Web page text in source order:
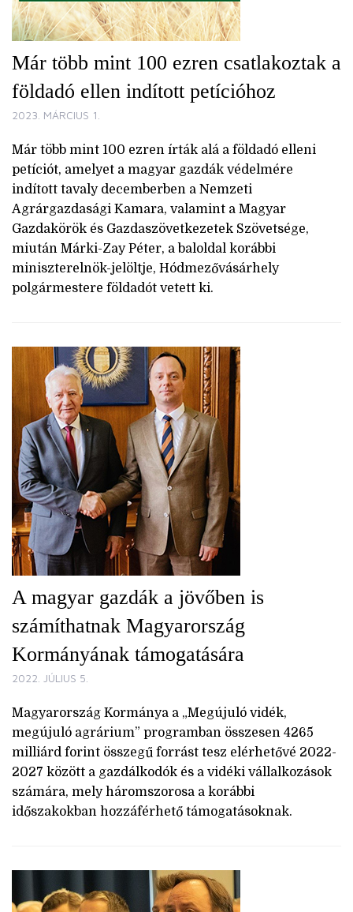
Már több mint 100 ezren csatlakoztak a
földadó ellen indított petícióhoz
2023. MÁRCIUS 1.
Már több mint 100 ezren írták alá a földadó elleni
petíciót, amelyet a magyar gazdák védelmére
indított tavaly decemberben a Nemzeti
Agrárgazdasági Kamara, valamint a Magyar
Gazdakörök és Gazdaszövetkezetek Szövetsége,
miután Márki-Zay Péter, a baloldal korábbi
miniszterelnök-jelöltje, Hódmezővásárhely
polgármestere földadót vetett ki.
A magyar gazdák a jövőben is
számíthatnak Magyarország
Kormányának támogatására
2022. JÚLIUS 5.
Magyarország Kormánya a „Megújuló vidék,
megújuló agrárium” programban összesen 4265
milliárd forint összegű forrást tesz elérhetővé 2022-
2027 között a gazdálkodók és a vidéki vállalkozások
számára, mely háromszorosa a korábbi
időszakokban hozzáférhető támogatásoknak.